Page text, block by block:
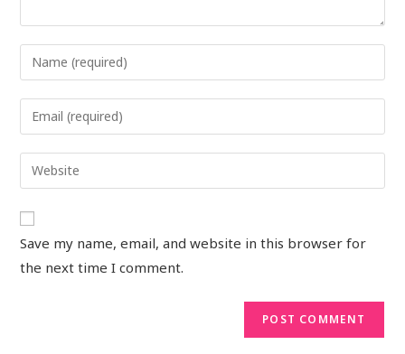
Save my name, email, and website in this browser for
the next time I comment.